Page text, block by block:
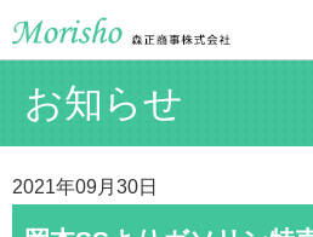
お知らせ
2021年09月30日